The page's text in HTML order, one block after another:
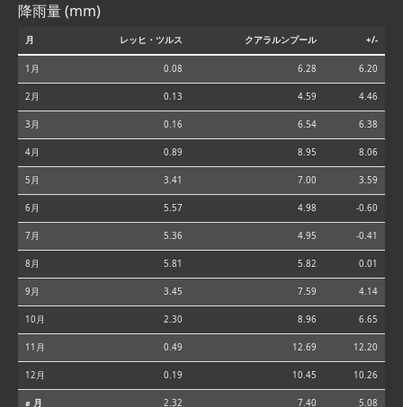
降雨量 (mm)
月 レッヒ・ツルス クアラルンプール +/-
1月 0.08 6.28 6.20
2月 0.13 4.59 4.46
3月 0.16 6.54 6.38
4月 0.89 8.95 8.06
5月 3.41 7.00 3.59
6月 5.57 4.98 -0.60
7月 5.36 4.95 -0.41
8月 5.81 5.82 0.01
9月 3.45 7.59 4.14
10月 2.30 8.96 6.65
11月 0.49 12.69 12.20
12月 0.19 10.45 10.26
⌀ 月 2.32 7.40 5.08